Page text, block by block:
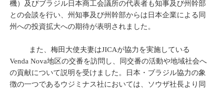
機）及びブラジル日本商工会議所の代表者も知事及び州幹部
との会談を行い、州知事及び州幹部からは日本企業による同
州への投資拡大への期待が表明されました。
また、梅田大使夫妻はJICAが協力を実施している
Venda Nova地区の交番を訪問し、同交番の活動や地域社会へ
の貢献について説明を受けました。日本・ブラジル協力の象
徴の一つであるウジミナス社においては、ソウザ社長より同